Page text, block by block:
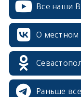
Все наши
О местном
Раньше